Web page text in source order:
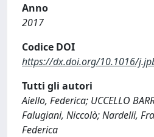
Anno
2017
Codice DOI
https://dx.doi.org/10.1016/
Tutti gli autori
Aiello, Federica; UCCELLO
Falugiani, Niccolò; Nardelli,
Federica